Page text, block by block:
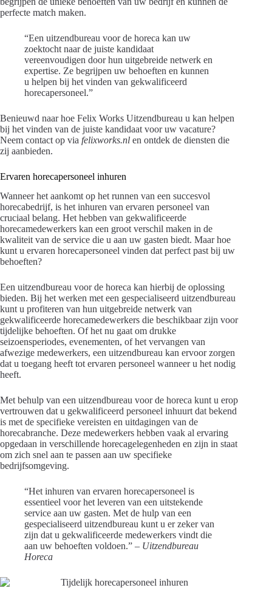
perfecte match maken.
“Een uitzendbureau voor de horeca kan uw
zoektocht naar de juiste kandidaat
vereenvoudigen door hun uitgebreide netwerk en
expertise. Ze begrijpen uw behoeften en kunnen
u helpen bij het vinden van gekwalificeerd
horecapersoneel.”
Benieuwd naar hoe Felix Works Uitzendbureau u kan helpen
bij het vinden van de juiste kandidaat voor uw vacature?
Neem contact op via felixworks.nl en ontdek de diensten die
zij aanbieden.
Ervaren horecapersoneel inhuren
Wanneer het aankomt op het runnen van een succesvol
horecabedrijf, is het inhuren van ervaren personeel van
cruciaal belang. Het hebben van gekwalificeerde
horecamedewerkers kan een groot verschil maken in de
kwaliteit van de service die u aan uw gasten biedt. Maar hoe
kunt u ervaren horecapersoneel vinden dat perfect past bij uw
behoeften?
Een uitzendbureau voor de horeca kan hierbij de oplossing
bieden. Bij het werken met een gespecialiseerd uitzendbureau
kunt u profiteren van hun uitgebreide netwerk van
gekwalificeerde horecamedewerkers die beschikbaar zijn voor
tijdelijke behoeften. Of het nu gaat om drukke
seizoensperiodes, evenementen, of het vervangen van
afwezige medewerkers, een uitzendbureau kan ervoor zorgen
dat u toegang heeft tot ervaren personeel wanneer u het nodig
heeft.
Met behulp van een uitzendbureau voor de horeca kunt u erop
vertrouwen dat u gekwalificeerd personeel inhuurt dat bekend
is met de specifieke vereisten en uitdagingen van de
horecabranche. Deze medewerkers hebben vaak al ervaring
opgedaan in verschillende horecagelegenheden en zijn in staat
om zich snel aan te passen aan uw specifieke
bedrijfsomgeving.
“Het inhuren van ervaren horecapersoneel is
essentieel voor het leveren van een uitstekende
service aan uw gasten. Met de hulp van een
gespecialiseerd uitzendbureau kunt u er zeker van
zijn dat u gekwalificeerde medewerkers vindt die
aan uw behoeften voldoen.” – Uitzendbureau
Horeca